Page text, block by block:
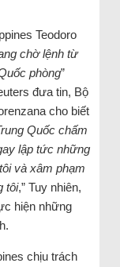
Teodoro
chờ lệnh từ
phòng”
đưa tin, Bộ
cho biết
Quốc chấm
lập tức những
và xâm phạm
tôi,” Tuy nhiên,
hiện những
chịu trách